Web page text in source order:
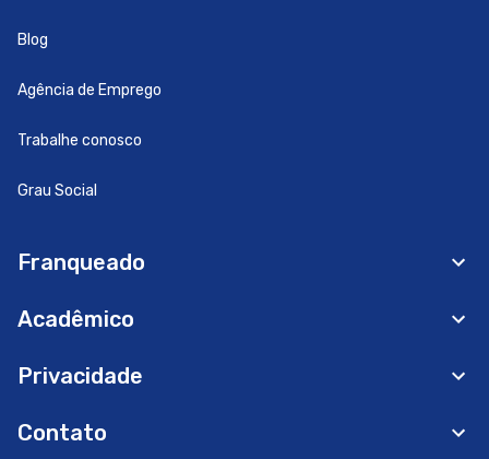
Blog
Agência de Emprego
Trabalhe conosco
Grau Social
Franqueado
Acadêmico
Privacidade
Contato